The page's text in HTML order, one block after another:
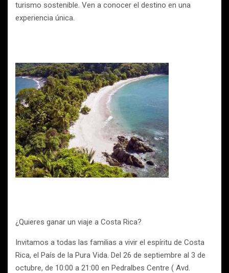
turismo sostenible. Ven a conocer el destino en una
experiencia única.
¿Quieres ganar un viaje a Costa Rica?
Invitamos a todas las familias a vivir el espíritu de Costa
Rica, el País de la Pura Vida. Del 26 de septiembre al 3 de
octubre, de 10:00 a 21:00 en Pedralbes Centre ( Avd.